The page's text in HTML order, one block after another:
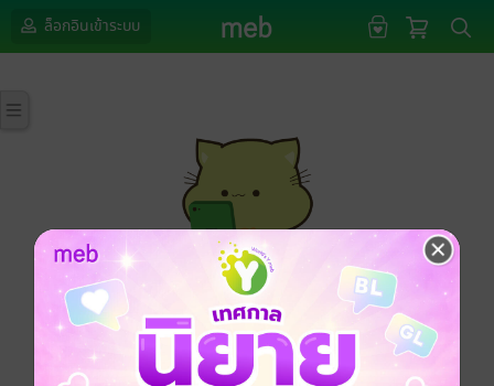
ล็อกอินเข้าระบบ
กรุณาเข้าสู่ระบบก่อนดำเนินรายการด้วยค่ะ
ล็อกอินเข้าระบบ